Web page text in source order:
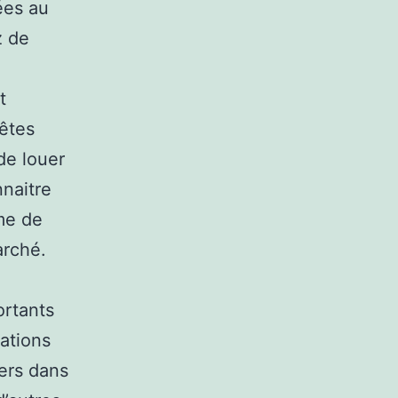
au
de
louer
de
dans